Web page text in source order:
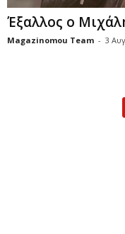
Έξαλλος ο
Magazinomou Team - 3